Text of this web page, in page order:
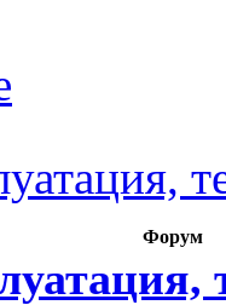
Форум